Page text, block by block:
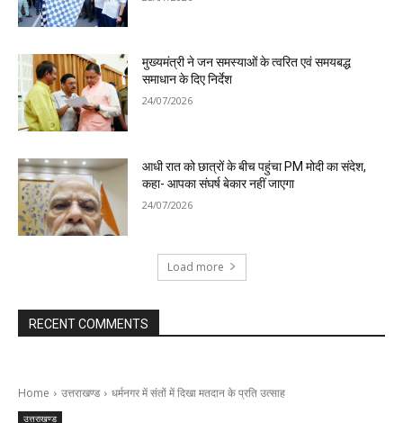
मुख्यमंत्री ने जन समस्याओं के त्वरित एवं समयबद्ध
समाधान के दिए निर्देश
24/07/2026
आधी रात को छात्रों के बीच पहुंचा PM मोदी का संदेश,
कहा- आपका संघर्ष बेकार नहीं जाएगा
24/07/2026
Load more
RECENT COMMENTS